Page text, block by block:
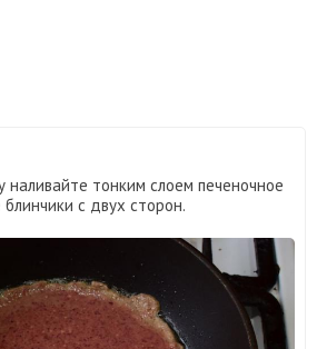
наливайте тонким слоем печеночное
с двух сторон.